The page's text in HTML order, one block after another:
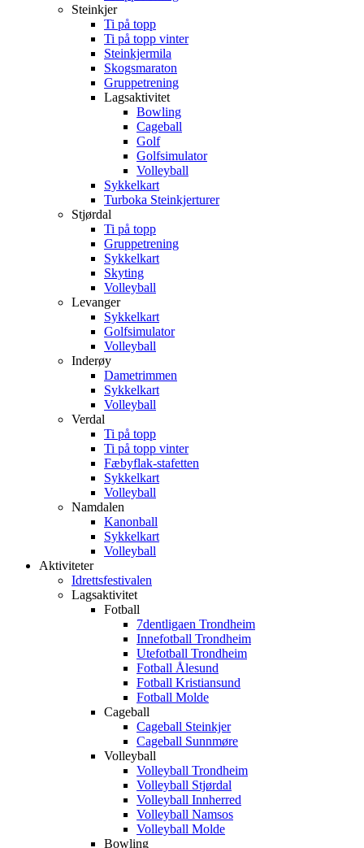
Steinkjer
Ti på topp
Ti på topp vinter
Steinkjermila
Skogsmaraton
Gruppetrening
Lagsaktivitet
Bowling
Cageball
Golf
Golfsimulator
Volleyball
Sykkelkart
Turboka Steinkjerturer
Stjørdal
Ti på topp
Gruppetrening
Sykkelkart
Skyting
Volleyball
Levanger
Sykkelkart
Golfsimulator
Volleyball
Inderøy
Dametrimmen
Sykkelkart
Volleyball
Verdal
Ti på topp
Ti på topp vinter
Fæbyflak-stafetten
Sykkelkart
Volleyball
Namdalen
Kanonball
Sykkelkart
Volleyball
Aktiviteter
Idrettsfestivalen
Lagsaktivitet
Fotball
7dentligaen Trondheim
Innefotball Trondheim
Utefotball Trondheim
Fotball Ålesund
Fotball Kristiansund
Fotball Molde
Cageball
Cageball Steinkjer
Cageball Sunnmøre
Volleyball
Volleyball Trondheim
Volleyball Stjørdal
Volleyball Innherred
Volleyball Namsos
Volleyball Molde
Bowling